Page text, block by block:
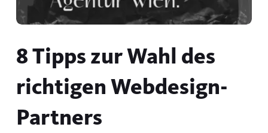
8 Tipps zur Wahl des
richtigen Webdesign-
Partners